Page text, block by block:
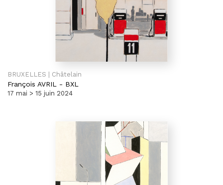
BRUXELLES | Châtelain
François AVRIL - BXL
17 mai > 15 juin 2024